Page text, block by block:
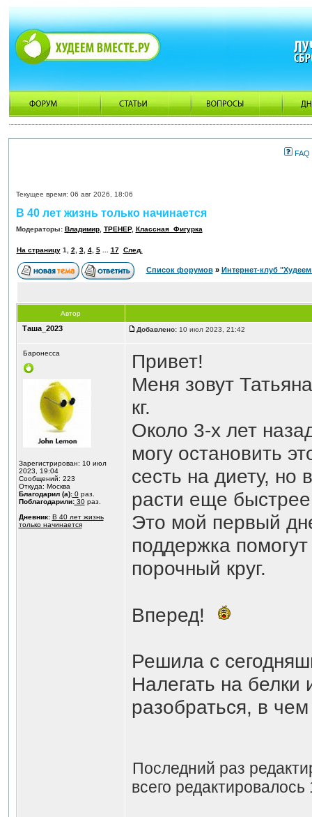
FAQ
Текущее время: 06 авг 2026, 18:06
В 40 лет жизнь только начинается
Модераторы: Владимир, ТРЕНЕР, Классная_Фигурка
На страницу 1 2 3, 4, 5... 17 След.
Список форумов» Интернет-клуб
Автор
Таша_2023 Добавлено:10 июл 2023, 21:42
Баронесса
Зарегистрирован: 10 июл
2023, 19:04
Сообщений: 223
Откуда: Москва
Благодарил (а):0раз.
Поблагодарили:30раз.
Дневник: В 40 лет жизнь
только начинается
Привет!
Меня зовут
кг.
Около 3-х лет
могу остановить
сесть на диету, но
расти еще
Это мой первый
поддержка
порочный круг.
Вперед!
Решила с
Налегать на белки
разобраться, в
Последний раз
всего редактировалось